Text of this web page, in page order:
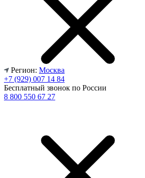
Регион: Москва
+7 (929) 007 14 84
Бесплатный звонок по России
8 800 550 67 27